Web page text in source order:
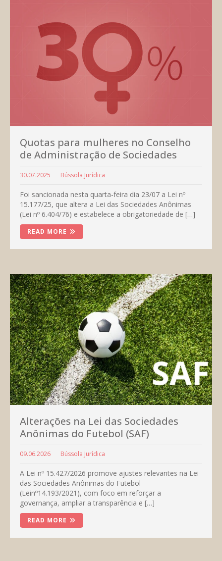
Quotas para mulheres no Conselho
de Administração de Sociedades
30.07.2025 Bússola Jurídica
Foi sancionada nesta quarta-feira dia 23/07 a Lei nº
15.177/25, que altera a Lei das Sociedades Anônimas
(Lei nº 6.404/76) e estabelece a obrigatoriedade de […]
READ MORE
Alterações na Lei das Sociedades
Anônimas do Futebol (SAF)
09.06.2026 Bússola Jurídica
A Lei nº 15.427/2026 promove ajustes relevantes na Lei
das Sociedades Anônimas do Futebol
(Leinº14.193/2021), com foco em reforçar a
governança, ampliar a transparência e […]
READ MORE